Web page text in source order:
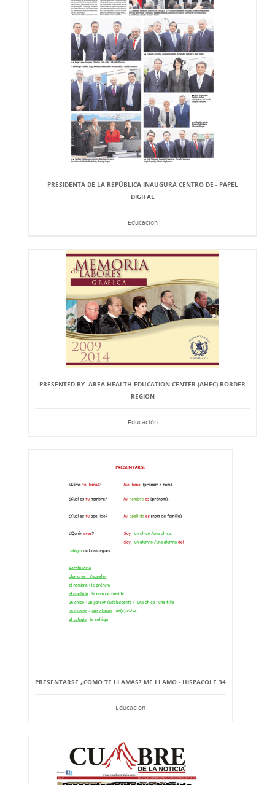
PRESIDENTA DE LA REPÚBLICA INAUGURA CENTRO DE - PAPEL
DIGITAL
Educación
PRESENTED BY: AREA HEALTH EDUCATION CENTER (AHEC) BORDER
REGION
Educación
PRESENTARSE ¿CÓMO TE LLAMAS? ME LLAMO - HISPACOLE 34
Educación